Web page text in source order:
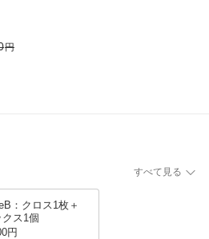
円
すべて見る
：クロス1枚＋
ス1個
円